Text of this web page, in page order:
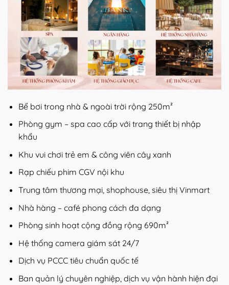
Bể bơi trong nhà & ngoài trời rộng 250m²
Phòng gym – spa cao cấp với trang thiết bị nhập
khẩu
Khu vui chơi trẻ em & công viên cây xanh
Rạp chiếu phim CGV nội khu
Trung tâm thương mại, shophouse, siêu thị Vinmart
Nhà hàng – café phong cách đa dạng
Phòng sinh hoạt cộng đồng rộng 690m²
Hệ thống camera giám sát 24/7
Dịch vụ PCCC tiêu chuẩn quốc tế
Ban quản lý chuyên nghiệp, dịch vụ vận hành hiện đại